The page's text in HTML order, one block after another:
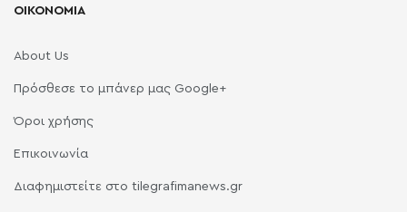
ΟΙΚΟΝΟΜΙΑ
About Us
Πρόσθεσε το μπάνερ μας Google+
Όροι χρήσης
Επικοινωνία
Διαφημιστείτε στο tilegrafimanews.gr